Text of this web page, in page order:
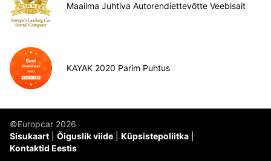
Maailma Juhtiva Autorendiettevõtte Veebisait
KAYAK 2020 Parim Puhtus
©Europcar 2026
Sisukaart
Õiguslik viide
Küpsistepoliitka
Kontaktid Eestis